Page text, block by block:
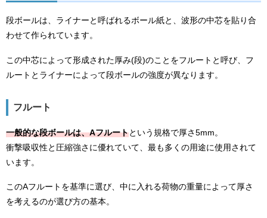
段ボールは、ライナーと呼ばれるボール紙と、波形の中芯を貼り合
わせて作られています。
この中芯によって形成された厚み(段)のことをフルートと呼び、フ
ルートとライナーによって段ボールの強度が異なります。
フルート
一般的な段ボールは、Aフルートという規格で厚さ5mm。
衝撃吸収性と圧縮強さに優れていて、最も多くの用途に使用されて
います。
このAフルートを基準に選び、中に入れる荷物の重量によって厚さ
を考えるのが選び方の基本。